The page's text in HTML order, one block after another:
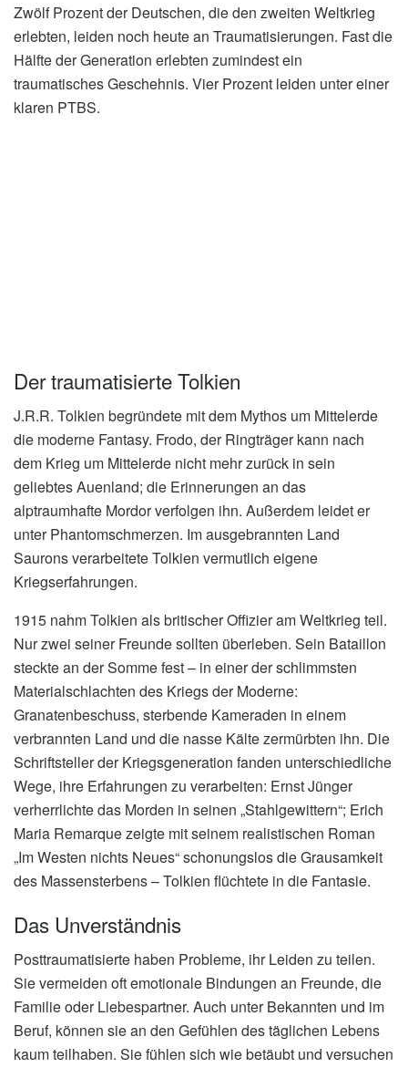
Zwölf Prozent der Deutschen, die den zweiten Weltkrieg
erlebten, leiden noch heute an Traumatisierungen. Fast die
Hälfte der Generation erlebten zumindest ein
traumatisches Geschehnis. Vier Prozent leiden unter einer
klaren PTBS.
Der traumatisierte Tolkien
J.R.R. Tolkien begründete mit dem Mythos um Mittelerde
die moderne Fantasy. Frodo, der Ringträger kann nach
dem Krieg um Mittelerde nicht mehr zurück in sein
geliebtes Auenland; die Erinnerungen an das
alptraumhafte Mordor verfolgen ihn. Außerdem leidet er
unter Phantomschmerzen. Im ausgebrannten Land
Saurons verarbeitete Tolkien vermutlich eigene
Kriegserfahrungen.
1915 nahm Tolkien als britischer Offizier am Weltkrieg teil.
Nur zwei seiner Freunde sollten überleben. Sein Bataillon
steckte an der Somme fest – in einer der schlimmsten
Materialschlachten des Kriegs der Moderne:
Granatenbeschuss, sterbende Kameraden in einem
verbrannten Land und die nasse Kälte zermürbten ihn. Die
Schriftsteller der Kriegsgeneration fanden unterschiedliche
Wege, ihre Erfahrungen zu verarbeiten: Ernst Jünger
verherrlichte das Morden in seinen „Stahlgewittern“; Erich
Maria Remarque zeigte mit seinem realistischen Roman
„Im Westen nichts Neues“ schonungslos die Grausamkeit
des Massensterbens – Tolkien flüchtete in die Fantasie.
Das Unverständnis
Posttraumatisierte haben Probleme, ihr Leiden zu teilen.
Sie vermeiden oft emotionale Bindungen an Freunde, die
Familie oder Liebespartner. Auch unter Bekannten und im
Beruf, können sie an den Gefühlen des täglichen Lebens
kaum teilhaben. Sie fühlen sich wie betäubt und versuchen